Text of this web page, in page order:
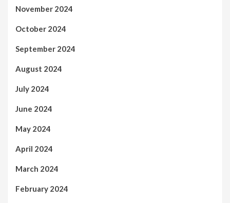
November 2024
October 2024
September 2024
August 2024
July 2024
June 2024
May 2024
April 2024
March 2024
February 2024